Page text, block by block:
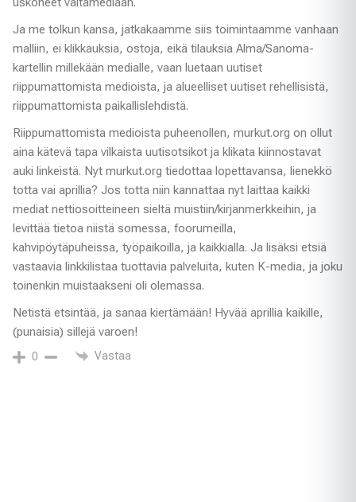
Ja me tolkun kansa, jatkakaamme siis toimintaamme vanhaan
malliin, ei klikkauksia, ostoja, eikä tilauksia Alma/Sanoma-
kartellin millekään medialle, vaan luetaan uutiset
riippumattomista medioista, ja alueelliset uutiset rehellisistä,
riippumattomista paikallislehdistä.
Riippumattomista medioista puheenollen, murkut.org on ollut
aina kätevä tapa vilkaista uutisotsikot ja klikata kiinnostavat
auki linkeistä. Nyt murkut.org tiedottaa lopettavansa, lienekkö
totta vai aprillia? Jos totta niin kannattaa nyt laittaa kaikki
mediat nettiosoitteineen sieltä muistiin/kirjanmerkkeihin, ja
levittää tietoa niistä somessa, foorumeilla,
kahvipöytäpuheissa, työpaikoilla, ja kaikkialla. Ja lisäksi etsiä
vastaavia linkkilistaa tuottavia palveluita, kuten K-media, ja joku
toinenkin muistaakseni oli olemassa.
Netistä etsintää, ja sanaa kiertämään! Hyvää aprillia kaikille,
(punaisia) sillejä varoen!
0 Vastaa